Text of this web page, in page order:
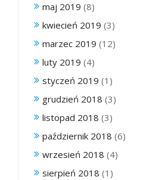
maj 2019 (8)
kwiecień 2019 (3)
marzec 2019 (12)
luty 2019 (4)
styczeń 2019 (1)
grudzień 2018 (3)
listopad 2018 (3)
październik 2018 (6)
wrzesień 2018 (4)
sierpień 2018 (1)